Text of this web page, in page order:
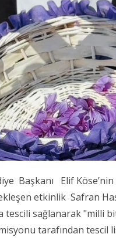
Başkanı Elif
etkinlik Safran
tescili sağlanarak "milli
tarafından tescil